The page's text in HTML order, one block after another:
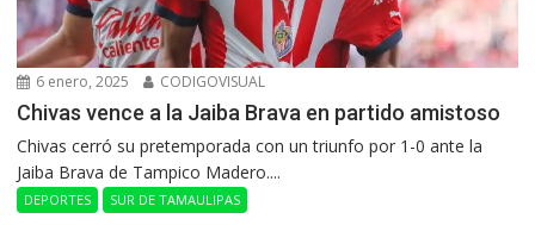
6 enero, 2025 CODIGOVISUAL
Chivas vence a la Jaiba Brava en partido amistoso
Chivas cerró su pretemporada con un triunfo por 1-0 ante la
Jaiba Brava de Tampico Madero....
DEPORTES SUR DE TAMAULIPAS